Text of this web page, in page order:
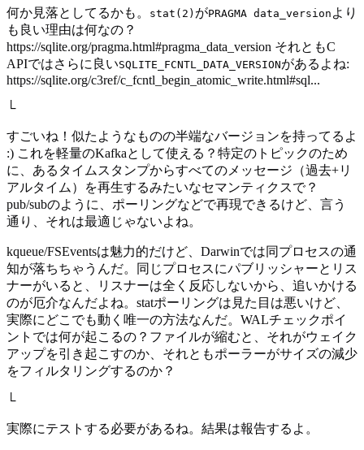
何か見落としてるかも。 stat(2) がPRAGMA data_version より
も良い理由は何なの？
https://sqlite.org/pragma.html#pragma_data_version それともC
APIではさらに良いSQLITE_FCNTL_DATA_VERSIONがあるよね:
https://sqlite.org/c3ref/c_fcntl_begin_atomic_write.html#sql...
└
すごいね！似たようなものの半端なバージョンを持ってるよ
:) これを軽量のKafkaとして使える？特定のトピックのため
に、あるタイムスタンプからすべてのメッセージ（過去+リ
アルタイム）を再生するみたいなセマンティクスで？
pub/subのように、ポーリングなどで再現できるけど、言う
通り、それは最適じゃないよね。
kqueue/FSEventsは魅力的だけど、Darwinでは同プロセスの通
知が落ちちゃうんだ。同じプロセスにパブリッシャーとリス
ナーがいると、リスナーは全く反応しないから、追いかける
のが厄介なんだよね。statポーリングは見た目は悪いけど、
実際にどこでも動く唯一の方法なんだ。WALチェックポイ
ントでは何が起こるの？ファイルが縮むと、それがウェイク
アップを引き起こすのか、それともポーラーがサイズの減少
をフィルタリングするのか？
└
実際にテストする必要があるね。結果は報告するよ。